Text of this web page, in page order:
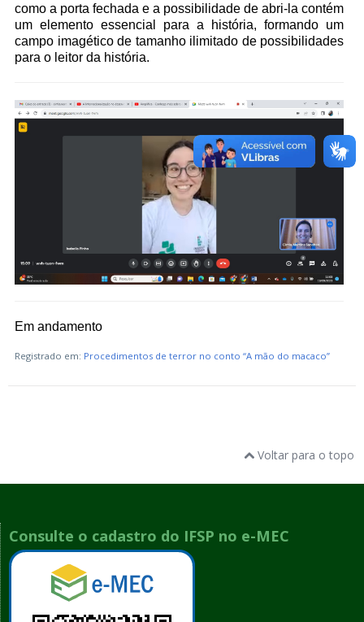
como a porta fechada e a possibilidade de abri-la contém
um elemento essencial para a história, formando um
campo imagético de tamanho ilimitado de possibilidades
para o leitor da história.
Em andamento
Registrado em: Procedimentos de terror no conto “A mão do macaco”
Voltar para o topo
Consulte o cadastro do IFSP no e-MEC